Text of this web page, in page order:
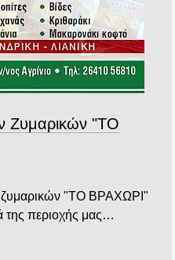
Ζυμαρικών "ΤΟ
ζυμαρικών "ΤΟ ΒΡΑΧΩΡΙ"
της περιοχής μας…